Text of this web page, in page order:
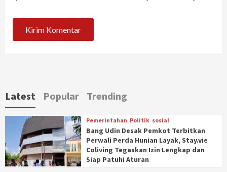
Latest Popular Trending
Pemerintahan Politik sosial
Bang Udin Desak Pemkot Terbitkan
Perwali Perda Hunian Layak, Stay.vie
Coliving Tegaskan Izin Lengkap dan
Siap Patuhi Aturan